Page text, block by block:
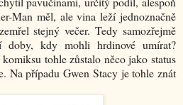
Man měl, ale vina leží jednoznačně
stejný večer. Tedy samozřejmě
doby, kdy mohli hrdinové umírat?
tohle zůstalo něco jako status
Na případu Gwen Stacy je tohle znát